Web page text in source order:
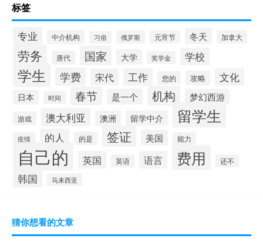
标签
专业 中介机构 习俗 俄罗斯 元宵节 冬天 加拿大
劳务 唐代 国家 大学 奖学金 学校
学生 学费 宋代 工作 您的 攻略 文化
日本 时间 春节 是一个 机构 梦幻西游
游戏 澳大利亚 澳洲 留学中介 留学生
疫情 的人 的是 签证 美国 能力
自己的 英国 英语 语言 费用 还不
韩国 马来西亚
猜你想看的文章